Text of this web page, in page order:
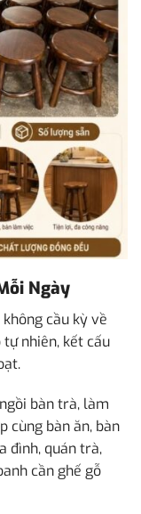
Ngày
không cầu kỳ về
nhiên, kết cấu
bàn trà, làm
cùng bàn ăn, bàn
đình, quán trà,
cần ghế gỗ